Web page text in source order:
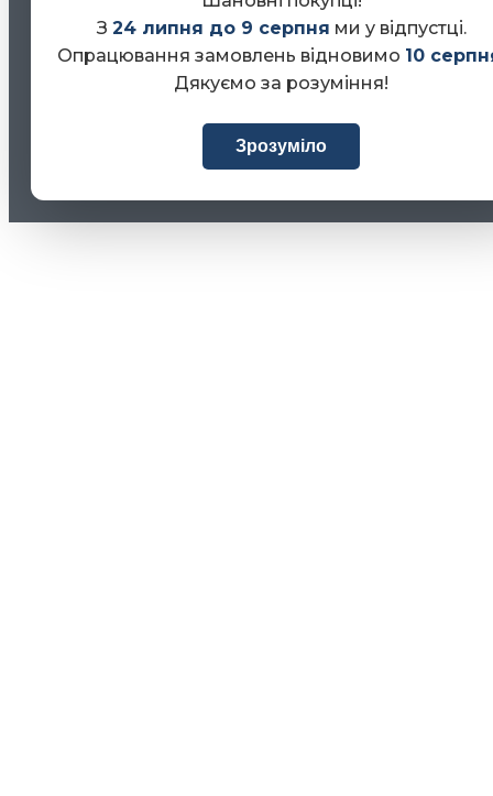
З 24 липня до 9 серпня ми у відпустці.
Опрацювання замовлень відновимо 10
Дякуємо за розуміння!
Зрозуміло